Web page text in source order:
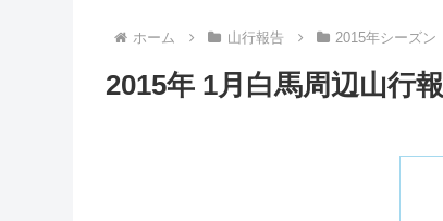
ホーム 山行報告 2015年シーズン
2015年 1月白馬周辺山行